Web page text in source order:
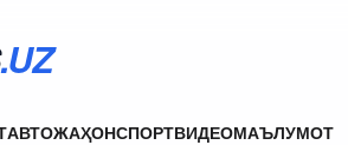
.UZ
АВТОЖАҲОНСПОРТВИДЕОМАЪЛУМОТ